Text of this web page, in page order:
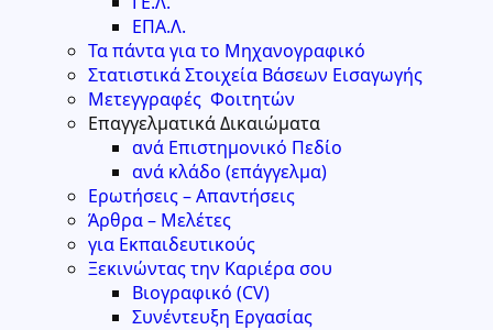
ΕΠΑ.Λ.
Τα πάντα για το Μηχανογραφικό
Στατιστικά Στοιχεία Βάσεων Εισαγωγής
Μετεγγραφές Φοιτητών
Επαγγελματικά Δικαιώματα
ανά Επιστημονικό Πεδίο
ανά κλάδο (επάγγελμα)
Ερωτήσεις – Απαντήσεις
Άρθρα – Μελέτες
για Εκπαιδευτικούς
Ξεκινώντας την Καριέρα σου
Βιογραφικό (CV)
Συνέντευξη Εργασίας